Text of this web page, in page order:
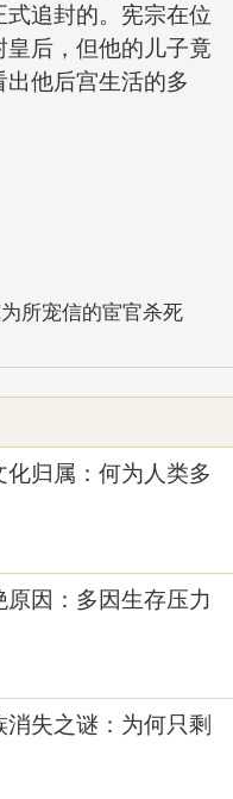
追封的。宪宗在位
后，但他的儿子竟
他后宫生活的多
所宠信的宦官杀死
化归属：何为人类多
原因：多因生存压力
消失之谜：为何只剩